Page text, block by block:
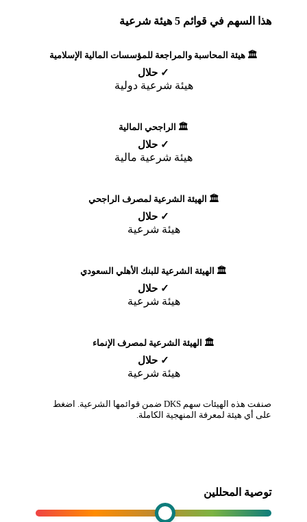
هذا السهم في قوائم 5 هيئة شرعية
🏛️ هيئة المحاسبة والمراجعة للمؤسسات المالية الإسلامية
✓ حلال
هيئة شرعية دولية
🏛️ الراجحي المالية
✓ حلال
هيئة شرعية مالية
🏛️ الهيئة الشرعية لمصرف الراجحي
✓ حلال
هيئة شرعية
🏛️ الهيئة الشرعية للبنك الأهلي السعودي
✓ حلال
هيئة شرعية
🏛️ الهيئة الشرعية لمصرف الإنماء
✓ حلال
هيئة شرعية
صنفت هذه الهيئات سهم DKS ضمن قوائمها الشرعية. اضغط
على أي هيئة لمعرفة المنهجية الكاملة.
توصية المحللين